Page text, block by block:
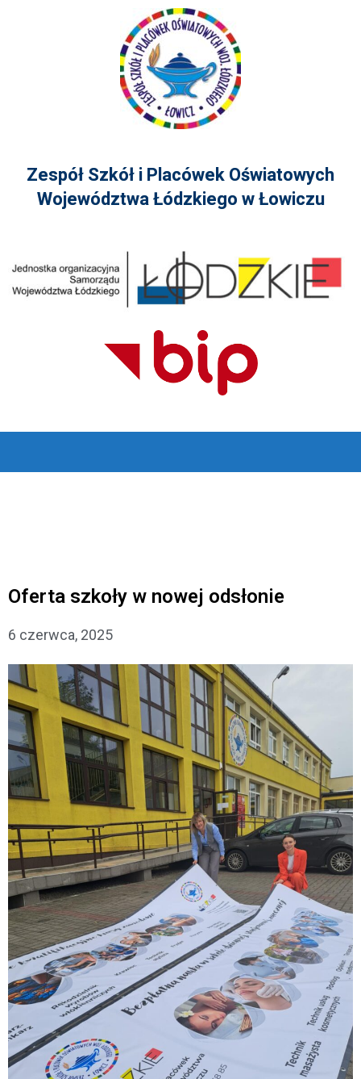
Zespół Szkół i Placówek Oświatowych
Województwa Łódzkiego w Łowiczu
Oferta szkoły w nowej odsłonie
6 czerwca, 2025